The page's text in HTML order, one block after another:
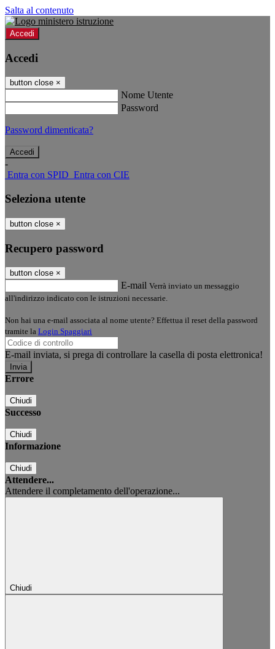
Salta al contenuto
Accedi
Accedi
button close ×
Nome Utente
Password
Password dimenticata?
-
Entra con SPID Entra con CIE
Seleziona utente
button close ×
Recupero password
button close ×
E-mail Verrà inviato un messaggio
all'indirizzo indicato con le istruzioni necessarie.
Non hai una e-mail associata al nome utente? Effettua il reset della password
tramite la Login Spaggiari
E-mail inviata, si prega di controllare la casella di posta elettronica!
Errore
Chiudi
Successo
Chiudi
Informazione
Chiudi
Attendere...
Attendere il completamento dell'operazione...
Chiudi